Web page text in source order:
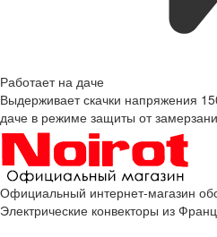
Работает на даче
Выдерживает скачки напряжения
даче в режиме защиты от
Официальный интернет-магазин
Электрические конвекторы из